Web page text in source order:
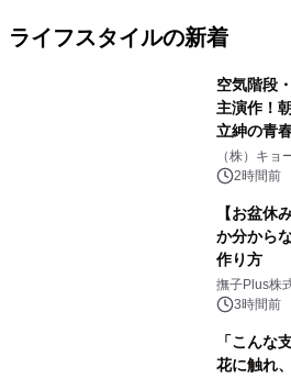
ライフスタイルの新着
空気階段
主演作！
立紳の青
マジで来
（株）キョ
2時間前
【お盆休
か分から
作り方
撫子Plus株
3時間前
「こんな
花に触れ